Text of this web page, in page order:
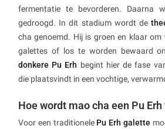
fermentatie te bevorderen. Daarna
gedroogd. In dit stadium wordt de
cha genoemd. Hij is groen en klaar
galettes of los te worden bewaard
donkere Pu Erh begint hier de fase
die plaatsvindt in een vochtige,
Hoe wordt mao cha een Pu
Voor een traditionele Pu Erh galette